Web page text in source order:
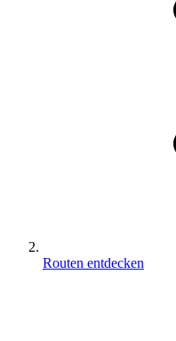
Routen entdecken